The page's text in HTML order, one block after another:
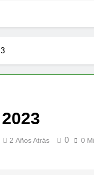
2 Años Atrás 0 0